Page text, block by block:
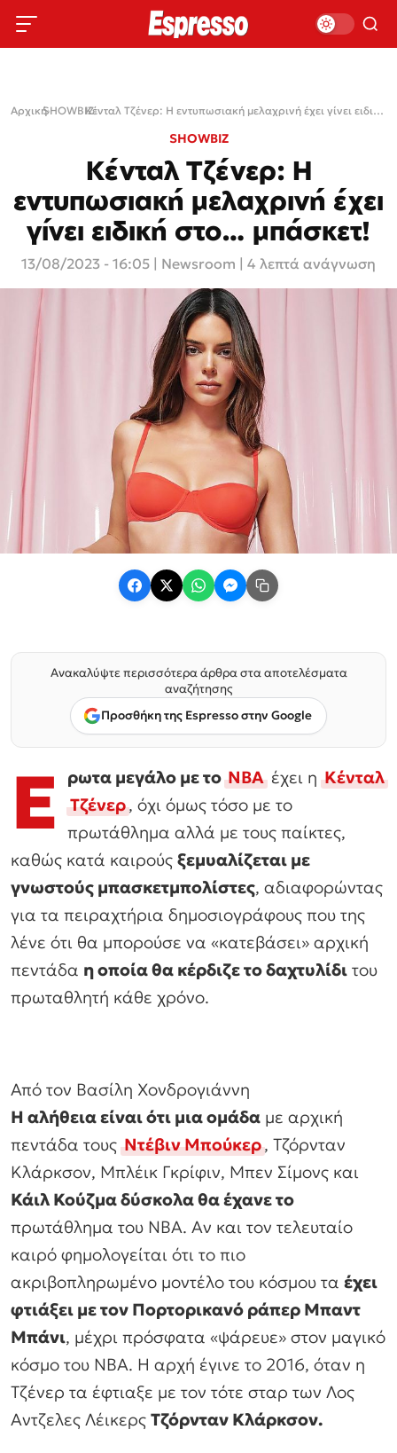
Αρχική›
SHOWBIZ› Κένταλ Τζένερ: Η εντυπωσιακή μελαχρινή έχει γίνει ειδική στο… μπάσκετ!
SHOWBIZ
Κένταλ Τζένερ: Η
εντυπωσιακή μελαχρινή έχει
γίνει ειδική στο… μπάσκετ!
13/08/2023 - 16:05 Newsroom | 4 λεπτά ανάγνωση
Ανακαλύψτε περισσότερα άρθρα στα αποτελέσματα
αναζήτησης
Προσθήκη της Espresso στην Google
E ρωτα μεγάλο με τοΝΒΑέχει ηΚένταλ
Τζένερ, όχι όμως τόσο με το
πρωτάθλημα αλλά με τους παίκτες,
καθώς κατά καιρούς ξεμυαλίζεται με
γνωστούς μπασκετμπολίστες, αδιαφορώντας
για τα πειραχτήρια δημοσιογράφους που της
λένε ότι θα μπορούσε να «κατεβάσει» αρχική
πεντάδα η οποία θα κέρδιζε το δαχτυλίδι του
πρωταθλητή κάθε χρόνο.
Από τον Βασίλη Χονδρογιάννη
Η αλήθεια είναι ότι μια ομάδα με αρχική
πεντάδα τουςΝτέβιν Μπούκερ, Τζόρνταν
Κλάρκσον, Μπλέικ Γκρίφιν, Μπεν Σίμονς και
Κάιλ Κούζμα δύσκολα θα έχανε το
πρωτάθλημα του ΝΒΑ. Αν και τον τελευταίο
καιρό φημολογείται ότι το πιο
ακριβοπληρωμένο μοντέλο του κόσμου τα έχει
φτιάξει με τον Πορτορικανό ράπερ Μπαντ
Μπάνι, μέχρι πρόσφατα «ψάρευε» στον μαγικό
κόσμο του NBA. Η αρχή έγινε το 2016, όταν η
Τζένερ τα έφτιαξε με τον τότε σταρ των Λος
Aντζελες Λέικερς Τζόρνταν Κλάρκσον.